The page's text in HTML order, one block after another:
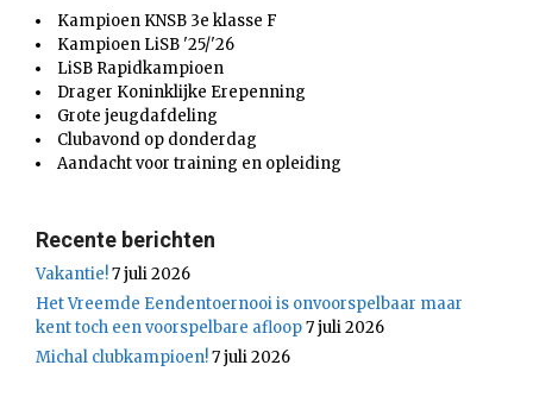
Kampioen KNSB 3e klasse F
Kampioen LiSB '25/'26
LiSB Rapidkampioen
Drager Koninklijke Erepenning
Grote jeugdafdeling
Clubavond op donderdag
Aandacht voor training en opleiding
Recente berichten
Vakantie!7 juli 2026
Het Vreemde Eendentoernooi is onvoorspelbaar maar
kent toch een voorspelbare afloop7 juli 2026
Michal clubkampioen!7 juli 2026